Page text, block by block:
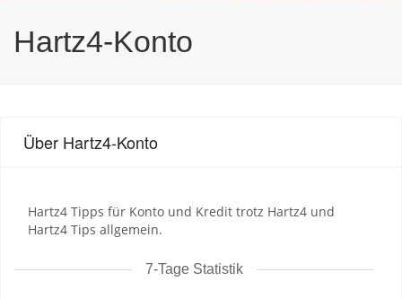
Hartz4-Konto
Über Hartz4-Konto
Hartz4 Tipps für Konto und Kredit trotz Hartz4 und
Hartz4 Tips allgemein.
7-Tage Statistik